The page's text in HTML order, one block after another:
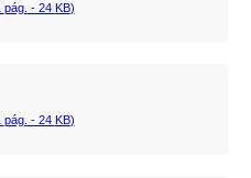
pág. - 24 KB)
pág. - 24 KB)